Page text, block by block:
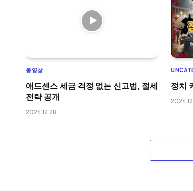
동영상
애드센스 세금 걱정 없는 신고법, 절세
전략 공개
2024.12.28
정치